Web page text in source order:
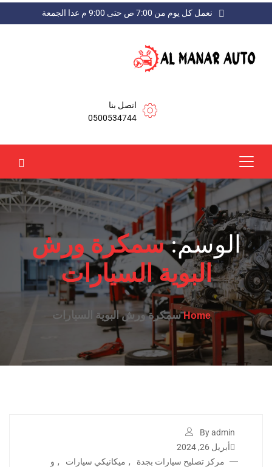
نعمل كل يوم من 7:00 ص حتى 9:00 م عدا الجمعة
اتصل بنا
0500534744
الوسم:سمكرة ورش
البوية السيارات
Homeسمكرة ورش البوية السيارات
By admin
أبريل 26, 2024
مركز تصليح سيارات بجدة
, ميكانيكي سيارات , و